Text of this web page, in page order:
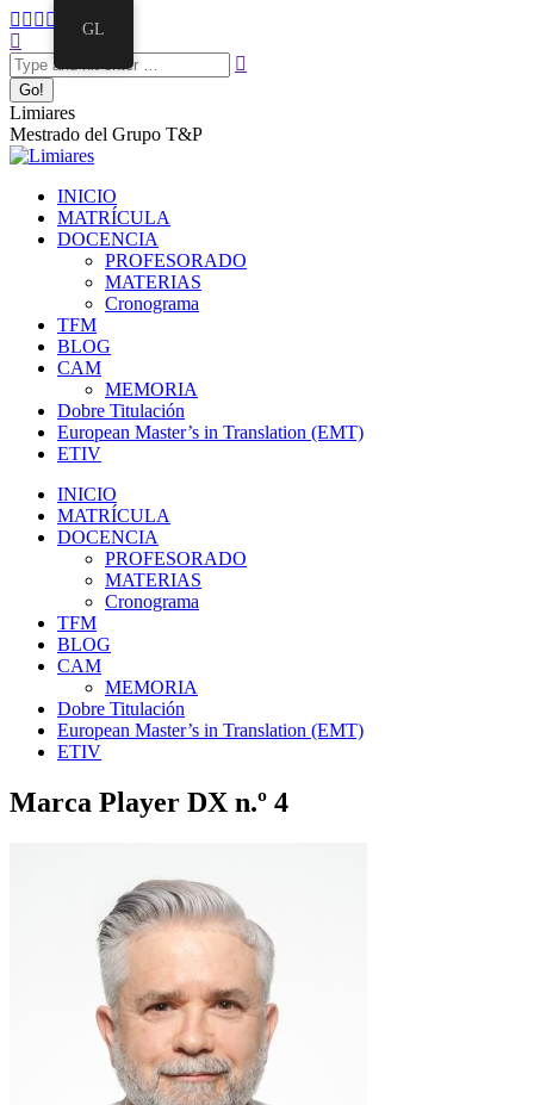
Skip
to
content
Facebook
opens
in
new
window
Twitter
opens
in
new
window
Mail
opens
in
new
window
Instagram
page
in
window
Linkedin
page
in
window
Search:
Limiares
Mestrado del Grupo T&P
INICIO
MATRÍCULA
DOCENCIA
PROFESORADO
MATERIAS
Cronograma
TFM
BLOG
CAM
MEMORIA
Dobre Titulación
European Master’s in Translation (EMT)
ETIV
INICIO
MATRÍCULA
DOCENCIA
PROFESORADO
MATERIAS
Cronograma
TFM
BLOG
CAM
MEMORIA
Dobre Titulación
European Master’s in Translation (EMT)
ETIV
Marca Player DX n.º 4
GL